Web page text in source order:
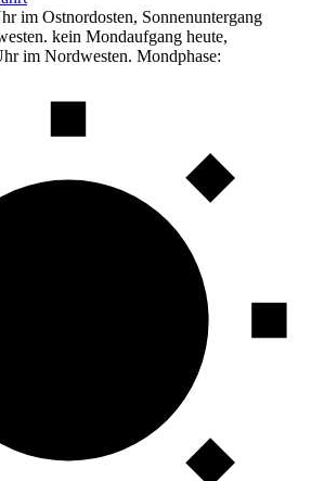
im Ostnordosten, Sonnenuntergang
kein Mondaufgang heute,
im Nordwesten. Mondphase: